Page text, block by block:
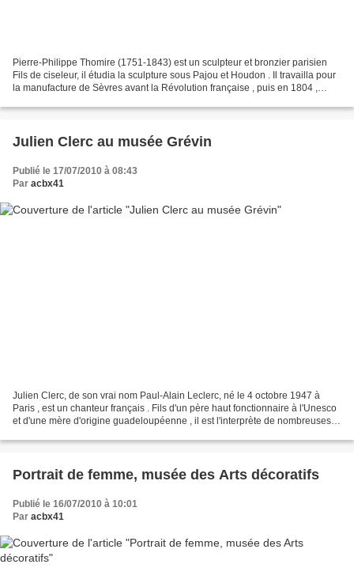
Pierre-Philippe Thomire (1751-1843) est un sculpteur et bronzier parisien
Fils de ciseleur, il étudia la sculpture sous Pajou et Houdon . Il travailla pour
la manufacture de Sèvres avant la Révolution française , puis en 1804 ,
Julien Clerc au musée Grévin
Publié le 17/07/2010 à 08:43
Par acbx41
Julien Clerc, de son vrai nom Paul-Alain Leclerc, né le 4 octobre 1947 à
Paris , est un chanteur français . Fils d'un père haut fonctionnaire à l'Unesco
et d'une mère d'origine guadeloupéenne , il est l'interprète de nombreuses
Portrait de femme, musée des Arts décoratifs
Publié le 16/07/2010 à 10:01
Par acbx41